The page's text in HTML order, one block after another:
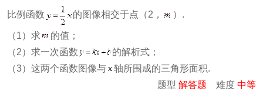
比例函数 的图像相交于点（2， ）.
（1）求
的值；
（2）求一次函数
的解析式；
（3）这两个函数图像与
轴所围成的三角形面积.
题型 解答题 难度 中等